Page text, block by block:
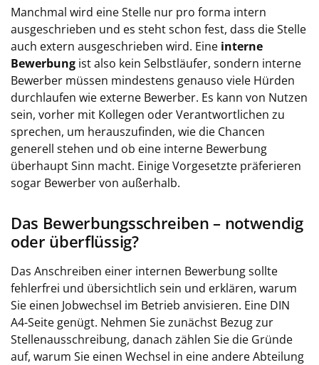
Manchmal wird eine Stelle nur pro forma intern
ausgeschrieben und es steht schon fest, dass die Stelle
auch extern ausgeschrieben wird. Eine interne
Bewerbung ist also kein Selbstläufer, sondern interne
Bewerber müssen mindestens genauso viele Hürden
durchlaufen wie externe Bewerber. Es kann von Nutzen
sein, vorher mit Kollegen oder Verantwortlichen zu
sprechen, um herauszufinden, wie die Chancen
generell stehen und ob eine interne Bewerbung
überhaupt Sinn macht. Einige Vorgesetzte präferieren
sogar Bewerber von außerhalb.
Das Bewerbungsschreiben – notwendig
oder überflüssig?
Das Anschreiben einer internen Bewerbung sollte
fehlerfrei und übersichtlich sein und erklären, warum
Sie einen Jobwechsel im Betrieb anvisieren. Eine DIN
A4-Seite genügt. Nehmen Sie zunächst Bezug zur
Stellenausschreibung, danach zählen Sie die Gründe
auf, warum Sie einen Wechsel in eine andere Abteilung